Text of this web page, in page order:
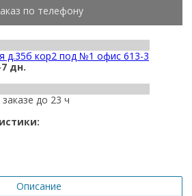
по телефону
д.35б кор2 под №1 офис 613-3
дн.
заказе до 23 ч
Описание